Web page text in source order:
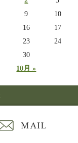
10月 »
9
10
16
17
23
24
30